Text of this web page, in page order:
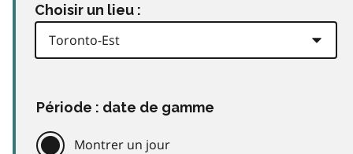
Choisir un lieu :
Période : date de gamme
Montrer un jour